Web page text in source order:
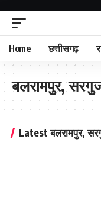
Home छत्तीसगढ़
बलरामपुर,
Latest बलरामपुर,